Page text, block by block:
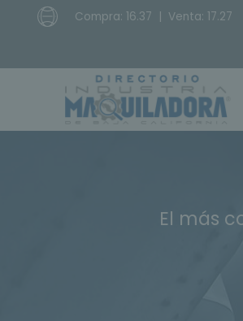
Compra: 16.37 | Venta: 17.27
El más